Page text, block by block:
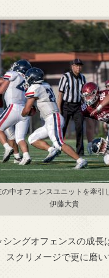
中オフェンスユニットを牽引
伊藤大貴
ングオフェンスの成長
スクリメージで更に磨い